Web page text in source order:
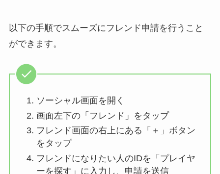
以下の手順でスムーズにフレンド申請を行うこと
ができます。
ソーシャル画面を開く
画面左下の「フレンド」をタップ
フレンド画面の右上にある「＋」ボタン
をタップ
フレンドになりたい人のIDを「プレイヤ
ーを探す」に入力し、申請を送信